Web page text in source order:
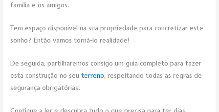
família e os amigos.
Tem espaço disponível na sua propriedade para concretizar este
sonho? Então vamos torná-lo realidade!
De seguida, partilharemos consigo um guia completo para fazer
esta construção no seuterreno, respeitando todas as regras de
segurança obrigatórias.